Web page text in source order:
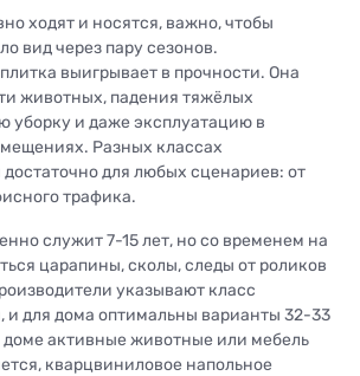
ходят и носятся, важно, чтобы
вид через пару сезонов.
выигрывает в прочности. Она
животных, падения тяжёлых
уборку и даже эксплуатацию в
Разных классах
для любых сценариев: от
трафика.
служит 7-15 лет, но со временем на
царапины, сколы, следы от роликов
указывают класс
и для дома оптимальны варианты 32-33
доме активные животные или мебель
кварцвиниловое напольное